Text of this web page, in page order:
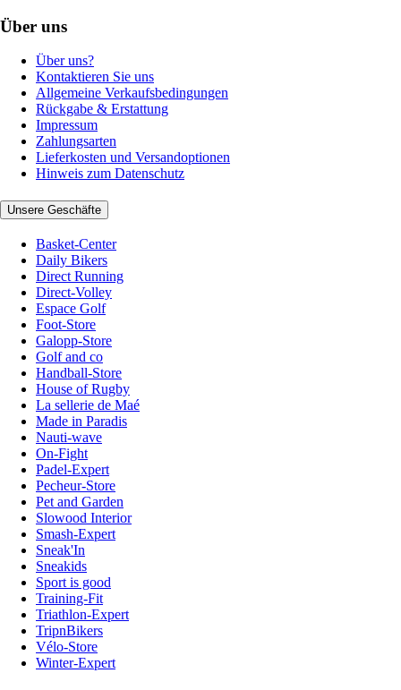
Über uns
Über uns?
Kontaktieren Sie uns
Allgemeine Verkaufsbedingungen
Rückgabe & Erstattung
Impressum
Zahlungsarten
Lieferkosten und Versandoptionen
Hinweis zum Datenschutz
Unsere Geschäfte
Basket-Center
Daily Bikers
Direct Running
Direct-Volley
Espace Golf
Foot-Store
Galopp-Store
Golf and co
Handball-Store
House of Rugby
La sellerie de Maé
Made in Paradis
Nauti-wave
On-Fight
Padel-Expert
Pecheur-Store
Pet and Garden
Slowood Interior
Smash-Expert
Sneak'In
Sneakids
Sport is good
Training-Fit
Triathlon-Expert
TripnBikers
Vélo-Store
Winter-Expert